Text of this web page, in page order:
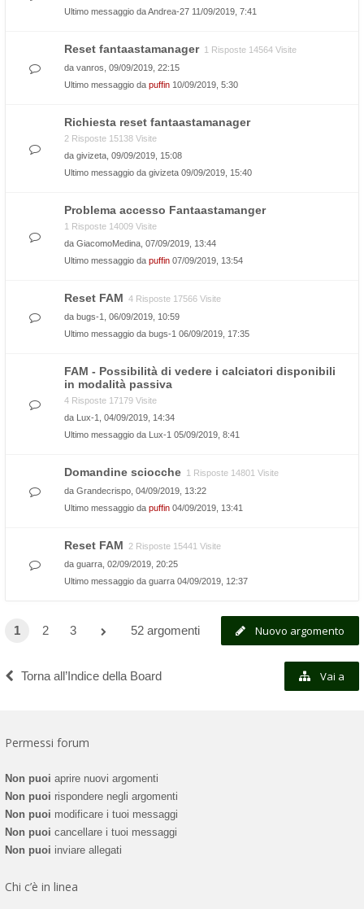
Ultimo messaggio daAndrea-27 11/09/2019, 7:41
Reset fantaastamanager 1 Risposte 14564 Visite
da vanros , 09/09/2019, 22:15
Ultimo messaggio da puffin 10/09/2019, 5:30
Richiesta reset fantaastamanager
2 Risposte 15138 Visite
da givizeta , 09/09/2019, 15:08
Ultimo messaggio da givizeta 09/09/2019, 15:40
Problema accesso Fantaastamanger
1 Risposte 14009 Visite
da GiacomoMedina , 07/09/2019, 13:44
Ultimo messaggio da puffin 07/09/2019, 13:54
Reset FAM 4 Risposte 17566 Visite
da bugs-1
, 06/09/2019, 10:59
Ultimo messaggio da bugs-1 06/09/2019, 17:35
FAM - Possibilità di vedere i calciatori disponibili
in modalità passiva
4 Risposte 17179 Visite
da Lux-1
, 04/09/2019, 14:34
Ultimo messaggio da Lux-1 05/09/2019, 8:41
Domandine sciocche 1 Risposte 14801 Visite
da Grandecrispo , 04/09/2019, 13:22
Ultimo messaggio da puffin 04/09/2019, 13:41
Reset FAM
2 Risposte 15441 Visite
da guarra , 02/09/2019, 20:25
Ultimo messaggio da guarra 04/09/2019, 12:37
Nuovo argomento
1 2 3 52 argomenti
Torna all’Indice della Board Vai a
Permessi forum
Non puoi aprire nuovi argomenti
Non puoi rispondere negli argomenti
Non puoi modificare i tuoi messaggi
Non puoi cancellare i tuoi messaggi
Non puoi inviare allegati
Chi c’è in linea